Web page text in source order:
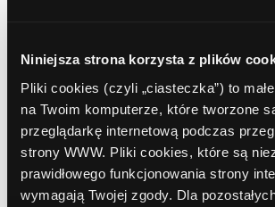
Niniejsza strona korzysta z plików
Pliki cookies (czyli „ciasteczka”) to
na Twoim komputerze, które tworzone
przeglądarkę internetową podczas
strony WWW. Pliki cookies, które są
prawidłowego funkcjonowania strony
wymagają Twojej zgody. Dla
Mody)
Spółdzielcza Grupa Bankowa,
Katowicka 62 (Centrum Handlu
"Maximus" - Pawilon C)